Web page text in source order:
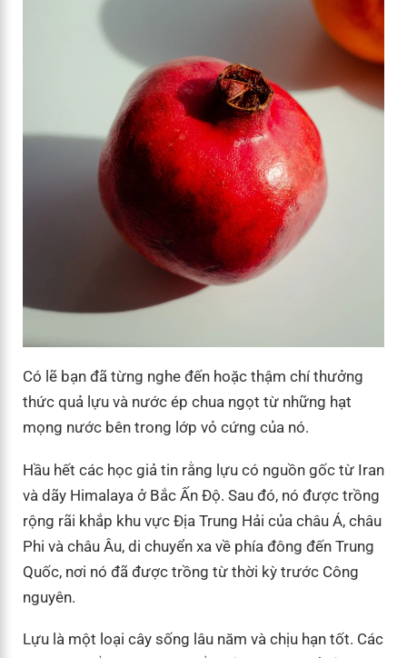
Có lẽ bạn đã từng nghe đến hoặc thậm chí thưởng
thức quả lựu và nước ép chua ngọt từ những hạt
mọng nước bên trong lớp vỏ cứng của nó.
Hầu hết các học giả tin rằng lựu có nguồn gốc từ Iran
và dãy Himalaya ở Bắc Ấn Độ. Sau đó, nó được trồng
rộng rãi khắp khu vực Địa Trung Hải của châu Á, châu
Phi và châu Âu, di chuyển xa về phía đông đến Trung
Quốc, nơi nó đã được trồng từ thời kỳ trước Công
nguyên.
Lựu là một loại cây sống lâu năm và chịu hạn tốt. Các